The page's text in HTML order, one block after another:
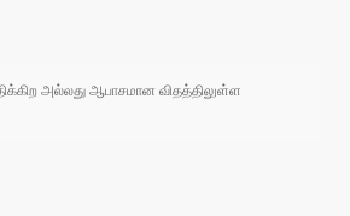
அல்லது ஆபாசமான விதத்திலுள்ள